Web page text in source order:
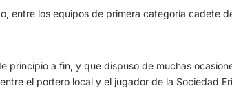
los equipos de primera categoría cadete
a fin, y que dispuso de muchas
el portero local y el jugador de la Sociedad